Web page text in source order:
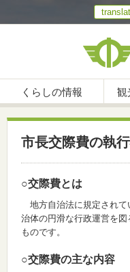
くらしの情報 観
市長交際費の執
○交際費とは
地方自治法に規定されて
治体の円滑な行政運営を
ものです。
○交際費の主な内容